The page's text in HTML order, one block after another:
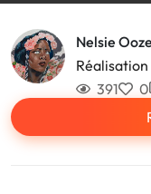
Nelsie
Réalisation
391
0